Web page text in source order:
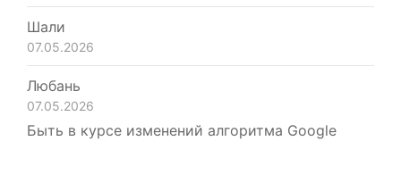
Шали
07.05.2026
Любань
07.05.2026
Быть в курсе изменений алгоритма Google